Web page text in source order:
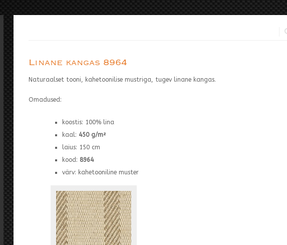
Linane kangas 8964
Naturaalset tooni, kahetoonilise mustriga, tugev linane kangas.
Omadused:
koostis: 100% lina
kaal: 450 g/m²
laius: 150 cm
kood: 8964
värv: kahetooniline muster